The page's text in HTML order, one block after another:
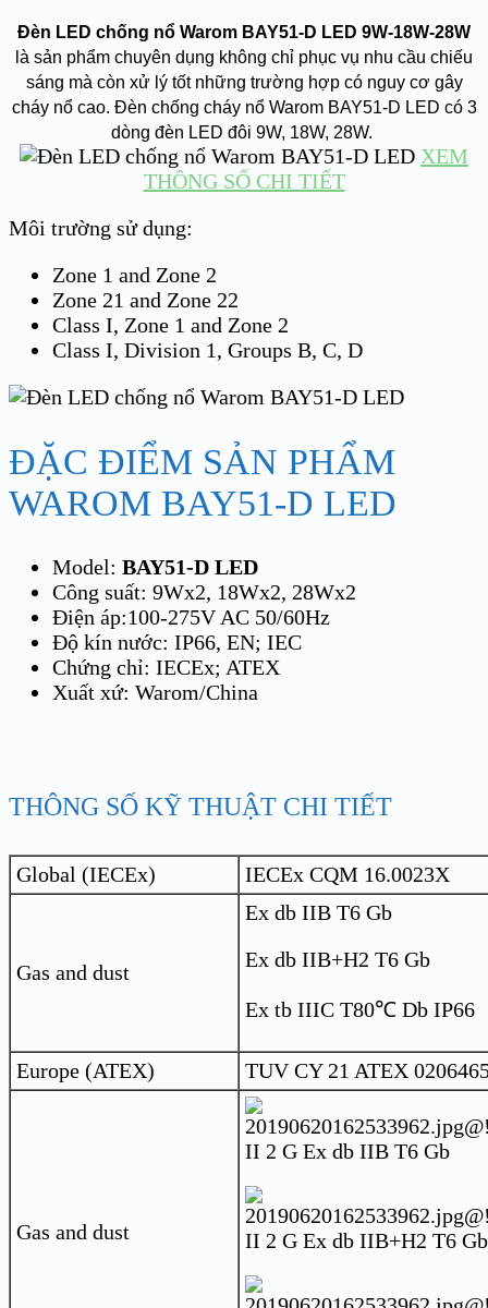
Đèn LED chống nổ Warom BAY51-D LED 9W-18W-28W
là sản phẩm chuyên dụng không chỉ phục vụ nhu cầu chiếu
sáng mà còn xử lý tốt những trường hợp có nguy cơ gây
cháy nổ cao. Đèn chống cháy nổ Warom BAY51-D LED có 3
dòng đèn LED đôi 9W, 18W, 28W.
XEM
THÔNG SỐ CHI TIẾT
Môi trường sử dụng:
Zone 1 and Zone 2
Zone 21 and Zone 22
Class I, Zone 1 and Zone 2
Class I, Division 1, Groups B, C, D
ĐẶC ĐIỂM SẢN PHẨM
WAROM BAY51-D LED
Model: BAY51-D LED
Công suất: 9Wx2, 18Wx2, 28Wx2
Điện áp:100-275V AC 50/60Hz
Độ kín nước: IP66, EN; IEC
Chứng chỉ: IECEx; ATEX
Xuất xứ: Warom/China
THÔNG SỐ KỸ THUẬT CHI TIẾT
Global (IECEx) IECEx CQM 16.0023X
Gas and dust
Ex db IIB T6 Gb
Ex db IIB+H2 T6 Gb
Ex tb IIIC T80℃ Db IP66
Europe (ATEX) TUV CY 21 ATEX
Gas and dust
II 2 G Ex db IIB T6 Gb
II 2 G Ex db IIB+H2 T6 Gb